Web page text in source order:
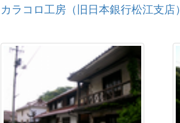
カラコロ工房（旧日本銀行松江支店